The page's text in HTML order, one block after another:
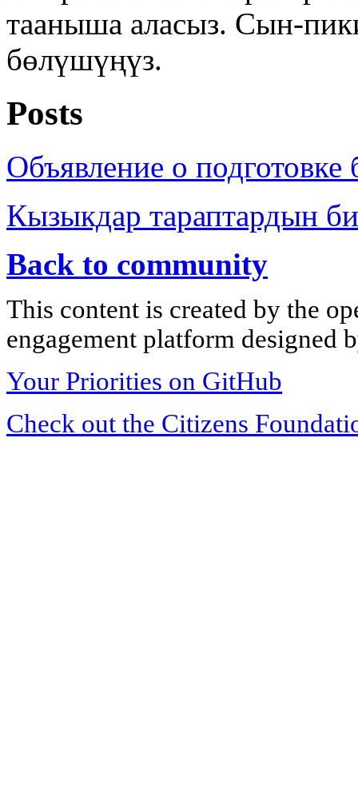
тааныша аласыз. Сын-
бөлүшүңүз.
Posts
Объявление о подготовке
Кызыкдар тараптардын
Back to community
This content is created by the
engagement platform designed
Your Priorities on GitHub
Check out the Citizens